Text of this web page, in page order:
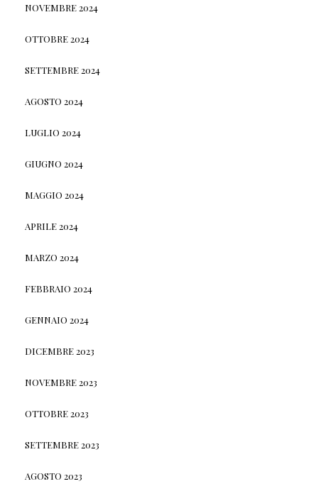
NOVEMBRE 2024
OTTOBRE 2024
SETTEMBRE 2024
AGOSTO 2024
LUGLIO 2024
GIUGNO 2024
MAGGIO 2024
APRILE 2024
MARZO 2024
FEBBRAIO 2024
GENNAIO 2024
DICEMBRE 2023
NOVEMBRE 2023
OTTOBRE 2023
SETTEMBRE 2023
AGOSTO 2023